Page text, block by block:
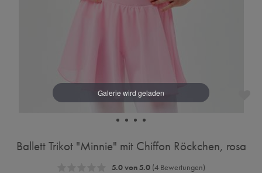
Ballett Trikot "Minnie" mit Chiffon Röckchen, rosa
5.0 von 5.0(4 Bewertungen)